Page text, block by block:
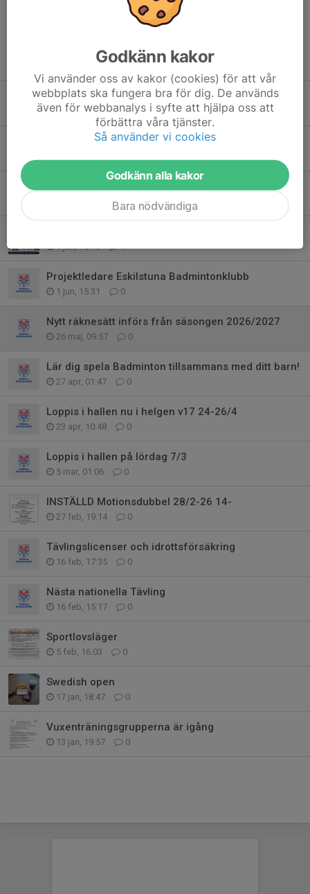
Tidigare nyheter
Träningsgrupper Höst 2026
2 aug, 08:00 0
Medlemsspel måndagar
1 jun, 15:46 1
Projektledare Eskilstuna Badmintonklubb
1 jun, 15:31 0
Nytt räknesätt införs från säsongen 2026/2027
26 maj, 09:57 0
Lär dig spela Badminton tillsammans med ditt barn!
27 apr, 01:47 0
Loppis i hallen nu i helgen v17 24-26/4
23 apr, 10:48 0
Loppis i hallen på lördag 7/3
5 mar, 01:06 0
INSTÄLLD Motionsdubbel 28/2-26 14-
27 feb, 19:14 0
Tävlingslicenser och idrottsförsäkring
16 feb, 17:35 0
Nästa nationella Tävling
16 feb, 15:17 0
Sportlovsläger
5 feb, 16:03 0
Swedish open
17 jan, 18:47 0
Vuxenträningsgrupperna är igång
13 jan, 19:57 0
Godkänn kakor
Vi använder oss av kakor (cookies) för att vår
webbplats ska fungera bra för dig. De används
även för webbanalys i syfte att hjälpa oss att
förbättra våra tjänster.
Så använder vi cookies
Godkänn alla kakor
Bara nödvändiga